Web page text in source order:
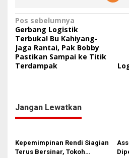
N
a
v
i
s
i
o
Pos sebelumnya
Gerbang Logistik
Terbuka! Bu Kahiyang-
Jaga Rantai, Pak Bobby
Pastikan Sampai ke Titik
Terdampak
Jangan Lewatkan
Kepemimpinan Rendi Siagian
Terus Bersinar, Tokoh